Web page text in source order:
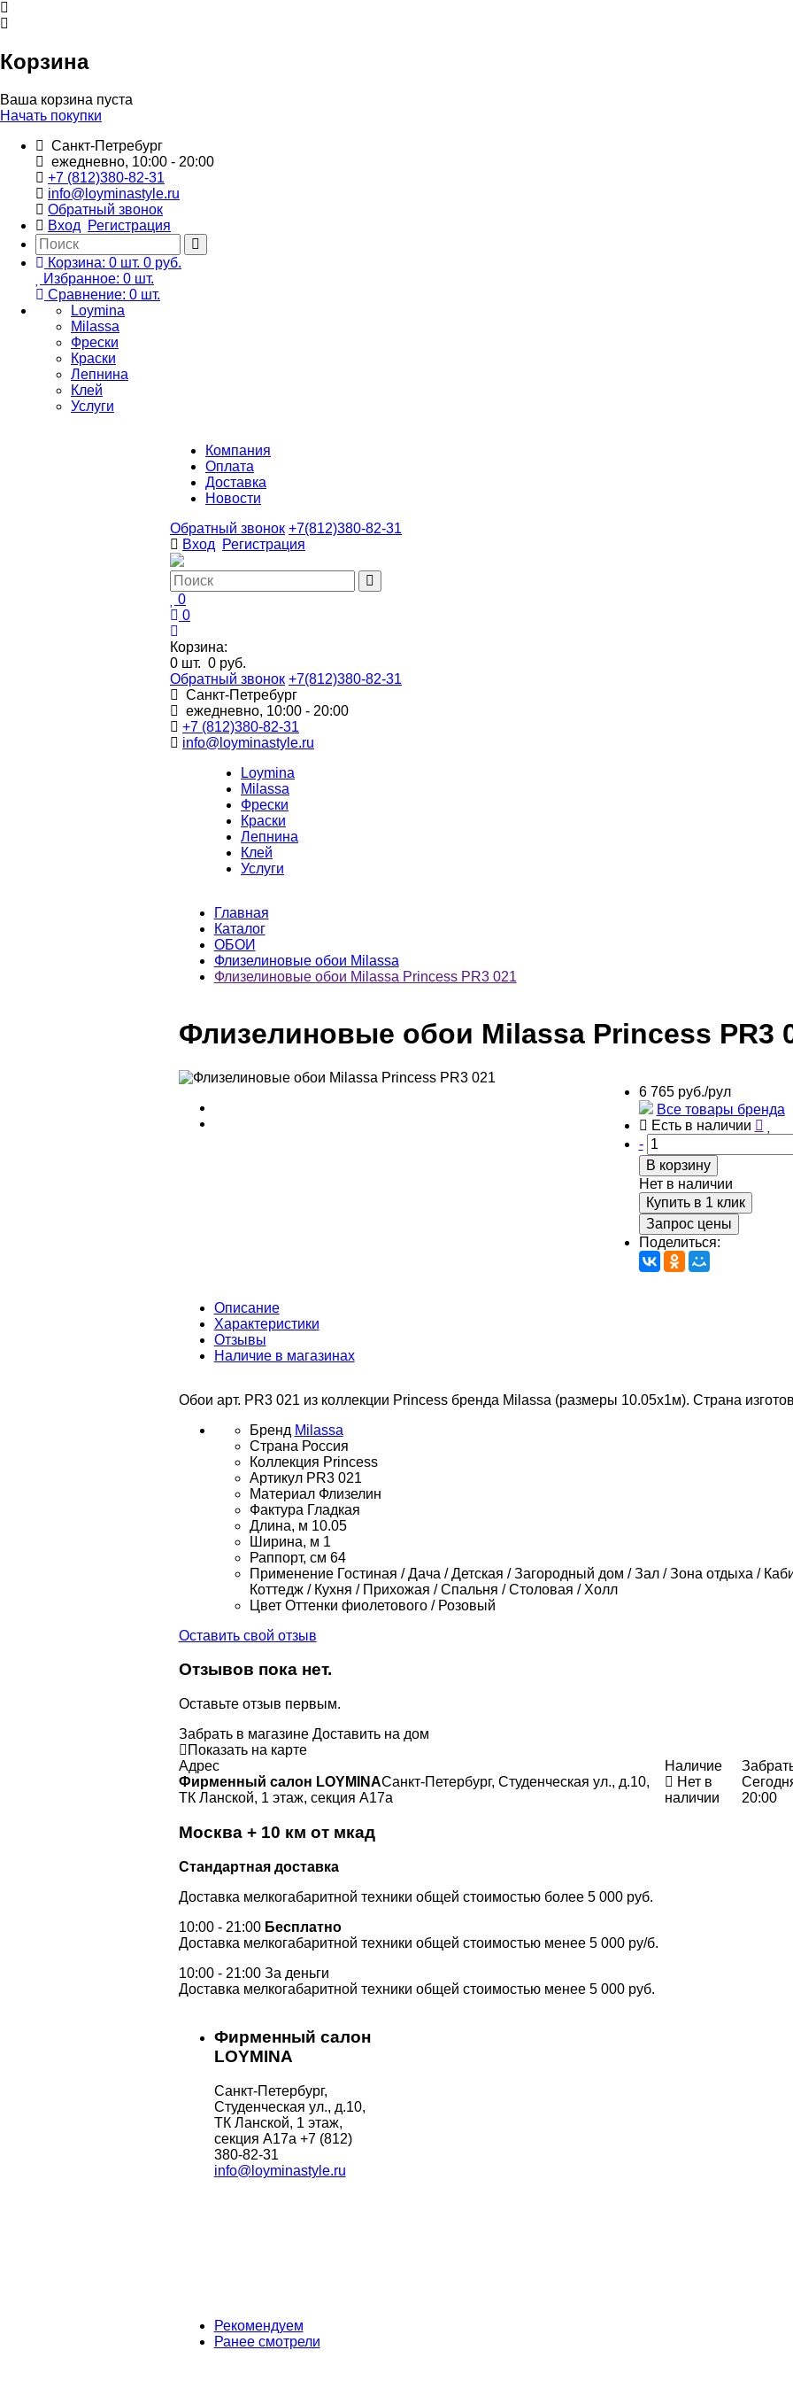
Корзина
Ваша корзина пуста
Начать покупки
Санкт-Петребург
ежедневно, 10:00 - 20:00
+7 (812)380-82-31
info@loyminastyle.ru
Обратный звонок
Вход
Регистрация
Корзина: 0 шт. 0 руб.
Избранное: 0 шт.
Сравнение: 0 шт.
Loymina
Milassa
Фрески
Краски
Лепнина
Клей
Услуги
Компания
Оплата
Доставка
Новости
Обратный звонок +7(812)380-82-31
Вход
Регистрация
0
0
Корзина:
0 шт. 0 руб.
Обратный звонок +7(812)380-82-31
Санкт-Петребург
ежедневно, 10:00 - 20:00
+7 (812)380-82-31
info@loyminastyle.ru
Loymina
Milassa
Фрески
Краски
Лепнина
Клей
Услуги
Главная
Каталог
ОБОИ
Флизелиновые обои Milassa
Флизелиновые обои Milassa Princess PR3 021
Флизелиновые обои Milassa Princess PR3
6 765 руб./рул
Все товары бренда
Есть в наличии
-
В корзину
Нет в наличии
Купить в 1 клик
Запрос цены
Поделиться:
Описание
Характеристики
Отзывы
Наличие в магазинах
Обои арт. PR3 021 из коллекции Princess бренда Milassa (размеры 10.05х1м). Страна
Бренд Milassa
Страна Россия
Коллекция Princess
Артикул PR3 021
Материал Флизелин
Фактура Гладкая
Длина, м 10.05
Ширина, м 1
Раппорт, см 64
Применение Гостиная / Дача / Детская / Загородный дом / Зал / Зона отдыха /
Коттедж / Кухня / Прихожая / Спальня / Столовая / Холл
Цвет Оттенки фиолетового / Розовый
Оставить свой отзыв
Отзывов пока нет.
Оставьте отзыв первым.
Забрать в магазине Доставить на дом
Показать на карте
Адрес
Наличие
Фирменный салон LOYMINAСанкт-Петербург, Студенческая ул., д.10,
ТК Ланской, 1 этаж, секция А17а
Нет в
наличии
20:00
Москва + 10 км от мкад
Стандартная доставка
Доставка мелкогабаритной техники общей стоимостью более 5 000 руб.
10:00 - 21:00 Бесплатно
Доставка мелкогабаритной техники общей стоимостью менее 5 000 ру/б.
10:00 - 21:00 За деньги
Доставка мелкогабаритной техники общей стоимостью менее 5 000 руб.
Фирменный салон
LOYMINA
Санкт-Петербург,
Студенческая ул., д.10,
ТК Ланской, 1 этаж,
секция А17а +7 (812)
380-82-31
info@loyminastyle.ru
Рекомендуем
Ранее смотрели